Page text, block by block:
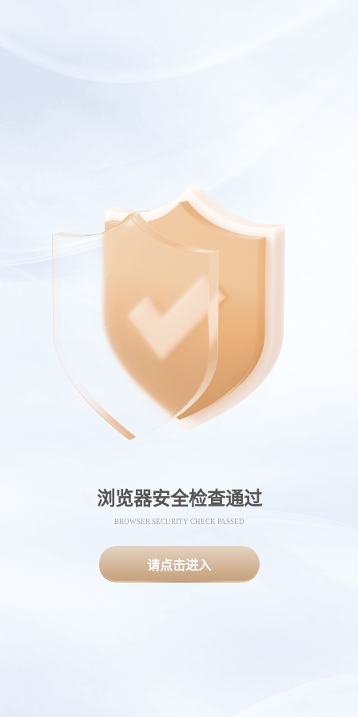
浏览器安全检查通过
BROWSER SECURITY CHECK PASSED
请点击进入